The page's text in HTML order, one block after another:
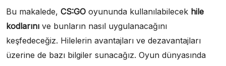
Bu makalede, CS:GO oyununda kullanılabilecek hile
kodlarını ve bunların nasıl uygulanacağını
keşfedeceğiz. Hilelerin avantajları ve dezavantajları
üzerine de bazı bilgiler sunacağız. Oyun dünyasında